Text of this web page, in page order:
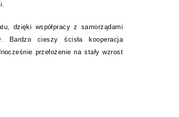
dzięki współpracy z samorządami
Bardzo cieszy ścisła kooperacja
przełożenie na stały wzrost